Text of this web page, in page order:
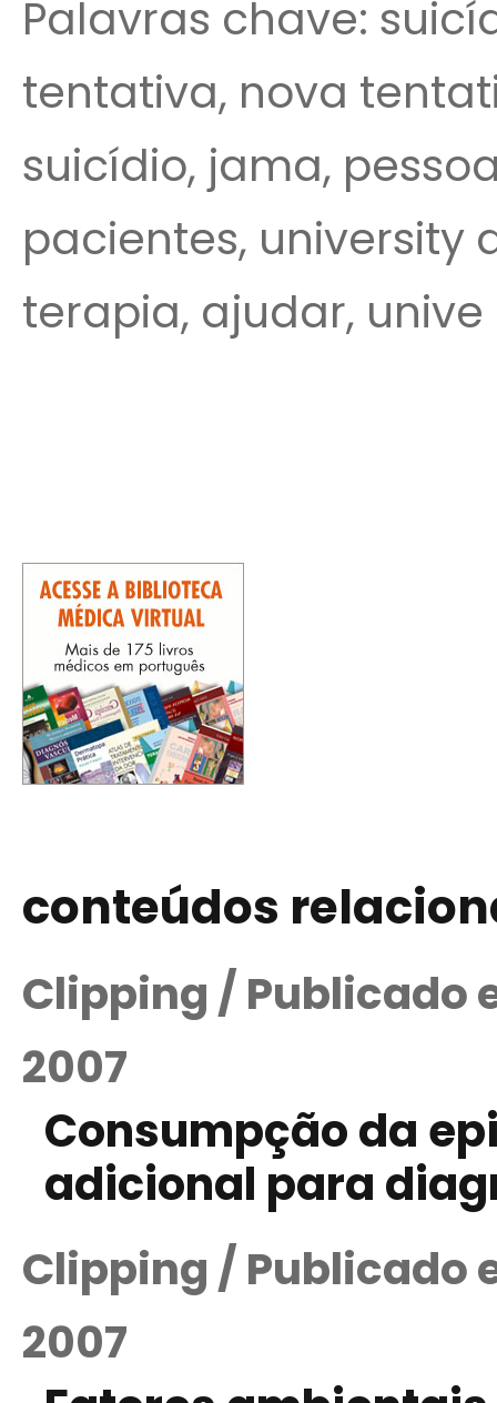
Palavras chave:
tentativa, nova
suicídio, jama,
pacientes, university
terapia, ajudar, unive
conteúdos
Clipping / Publicado
2007
Consumpção da
adicional para
Clipping / Publicado
2007